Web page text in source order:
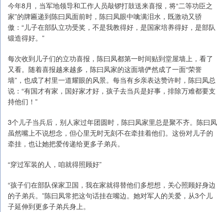
今年8月，当军地领导和工作人员敲锣打鼓送来喜报，将“二等功臣之
家”的牌匾递到陈曰凤面前时，陈曰凤眼中噙满泪水，既激动又骄
傲：“儿子在部队立功受奖，不是我教得好，是国家培养得好，是部队
锻造得好。”
每次收到儿子们的立功喜报，陈曰凤都第一时间贴到堂屋墙上，看了
又看。随着喜报越来越多，陈曰凤家的这面墙俨然成了一面“荣誉
墙”，也成了村里一道耀眼的风景。每当有乡亲表达赞许时，陈曰凤总
说：“有国才有家，国好家才好，孩子去当兵是好事，排除万难都要支
持他们！”
3个儿子当兵后，别人家过年团圆时，陈曰凤家里总是聚不齐。陈曰凤
虽然嘴上不说想念，但心里无时无刻不在牵挂着他们。这份对儿子的
牵挂，也让她把爱传递给更多子弟兵。
“穿过军装的人，咱就得照顾好”
“孩子们在部队保家卫国，我在家就得替他们多想想，关心照顾好身边
的子弟兵。”陈曰凤常把这句话挂在嘴边。她对军人的关爱，从3个儿
子延伸到更多子弟兵身上。